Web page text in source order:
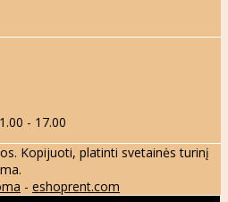
- 17.00
Kopijuoti, platinti svetainės turinį
- eshoprent.com